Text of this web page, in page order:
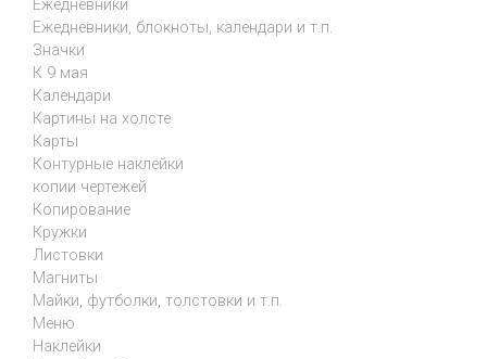
Ежедневники
Ежедневники, блокноты, календари и т.п.
Значки
К 9 мая
Календари
Картины на холсте
Карты
Контурные наклейки
копии чертежей
Копирование
Кружки
Листовки
Магниты
Майки, футболки, толстовки и т.п.
Меню
Наклейки